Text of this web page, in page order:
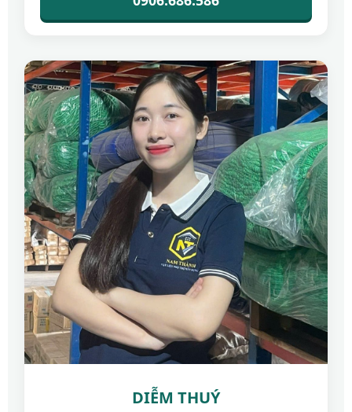
DIỄM THUÝ